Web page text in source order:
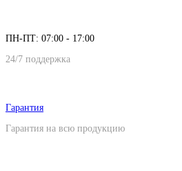
ПН-ПТ: 07:00 - 17:00
24/7 поддержка
Гарантия
Гарантия на всю продукцию